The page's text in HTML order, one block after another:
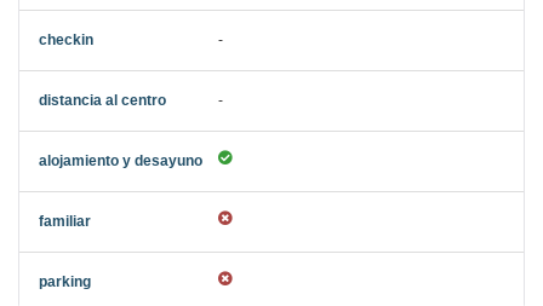
-
-